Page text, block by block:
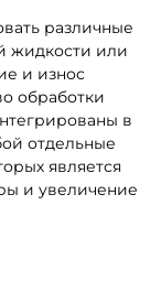
различные
жидкости или
и износ
обработки
в
отдельные
является
и увеличение